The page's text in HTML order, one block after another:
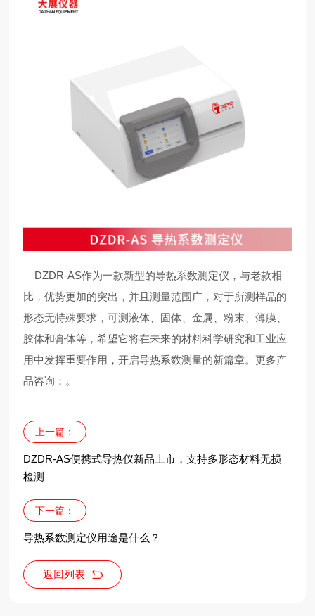
DZDR-AS作为一款新型的导热系数测定仪，与老款相
比，优势更加的突出，并且测量范围广，对于所测样品的
形态无特殊要求，可测液体、固体、金属、粉末、薄膜、
胶体和膏体等，希望它将在未来的材料科学研究和工业应
用中发挥重要作用，开启导热系数测量的新篇章。更多产
品咨询： 。
上一篇：
DZDR-AS便携式导热仪新品上市，支持多形态材料无损
检测
下一篇：
导热系数测定仪用途是什么？
返回列表